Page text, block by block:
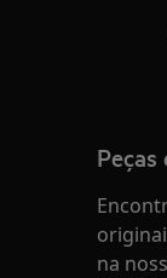
Peças
na